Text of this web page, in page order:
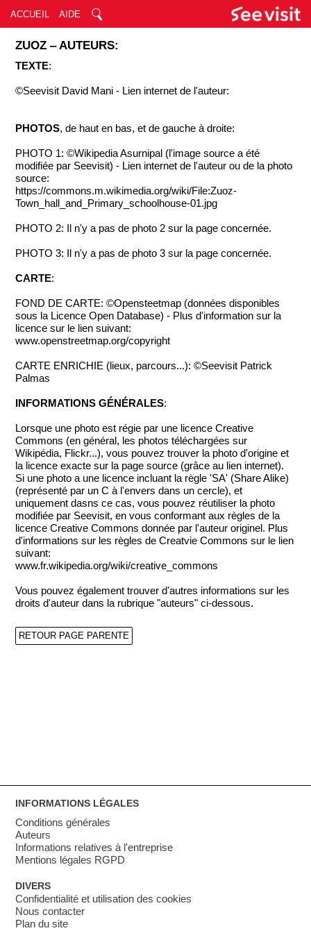
ACCUEIL AIDE
ZUOZ ‒ AUTEURS:
TEXTE:
©Seevisit David Mani - Lien internet de l'auteur:
PHOTOS, de haut en bas, et de gauche à droite:
PHOTO 1: ©Wikipedia Asurnipal (l'image source a été
modifiée par Seevisit) - Lien internet de l'auteur ou de la photo
source:
https://commons.m.wikimedia.org/wiki/File:Zuoz-
Town_hall_and_Primary_schoolhouse-01.jpg
PHOTO 2: Il n'y a pas de photo 2 sur la page concernée.
PHOTO 3: Il n'y a pas de photo 3 sur la page concernée.
CARTE:
FOND DE CARTE: ©Opensteetmap (données disponibles
sous la Licence Open Database) - Plus d'information sur la
licence sur le lien suivant:
www.openstreetmap.org/copyright
CARTE ENRICHIE (lieux, parcours...): ©Seevisit Patrick
Palmas
INFORMATIONS GÉNÉRALES:
Lorsque une photo est régie par une licence Creative
Commons (en général, les photos téléchargées sur
Wikipédia, Flickr...), vous pouvez trouver la photo d'origine et
la licence exacte sur la page source (grâce au lien internet).
Si une photo a une licence incluant la règle 'SA' (Share Alike)
(représenté par un C à l'envers dans un cercle), et
uniquement dasns ce cas, vous pouvez réutiliser la photo
modifiée par Seevisit, en vous conformant aux règles de la
licence Creative Commons donnée par l'auteur originel. Plus
d'informations sur les règles de Creatvie Commons sur le lien
suivant:
www.fr.wikipedia.org/wiki/creative_commons
Vous pouvez également trouver d'autres informations sur les
droits d'auteur dans la rubrique "auteurs" ci-dessous.
RETOUR PAGE PARENTE
INFORMATIONS LÉGALES
Conditions générales
Auteurs
Informations relatives à l'entreprise
Mentions légales RGPD
DIVERS
Confidentialité et utilisation des cookies
Nous contacter
Plan du site